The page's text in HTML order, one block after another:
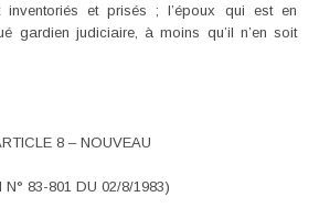
et prisés ; l’époux qui est en
gardien judiciaire, à moins qu’il n’en soit
8 – NOUVEAU
N° 83-801 DU 02/8/1983)